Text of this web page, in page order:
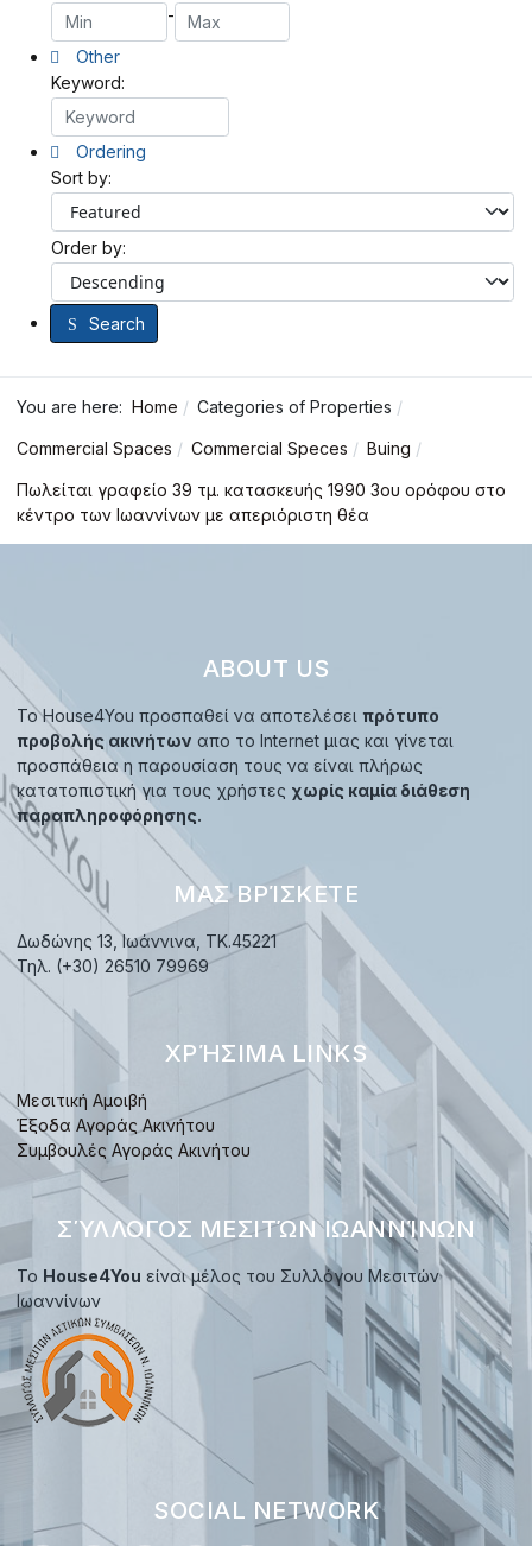
-
Other
Keyword:
Ordering
Sort by:
Order by:
Search
You are here: Home Categories of Properties
Commercial Spaces Commercial Speces Buing
Πωλείται γραφείο 39 τμ. κατασκευής 1990 3ου ορόφου στο
κέντρο των Ιωαννίνων με απεριόριστη θέα
ABOUT US
Το House4You προσπαθεί να αποτελέσει πρότυπο
προβολής ακινήτων απο το Internet μιας και γίνεται
προσπάθεια η παρουσίαση τους να είναι πλήρως
κατατοπιστική για τους χρήστες χωρίς καμία διάθεση
παραπληροφόρησης.
ΜΑΣ ΒΡΊΣΚΕΤΕ
Δωδώνης 13, Ιωάννινα, TK.45221
Τηλ. (+30) 26510 79969
ΧΡΉΣΙΜΑ LINKS
Μεσιτική Αμοιβή
Έξοδα Αγοράς Ακινήτου
Συμβουλές Αγοράς Ακινήτου
ΣΎΛΛΟΓΟΣ ΜΕΣΙΤΏΝ ΙΩΑΝΝΊΝΩΝ
Το House4You είναι μέλος του Συλλόγου Μεσιτών
Ιωαννίνων
SOCIAL NETWORK